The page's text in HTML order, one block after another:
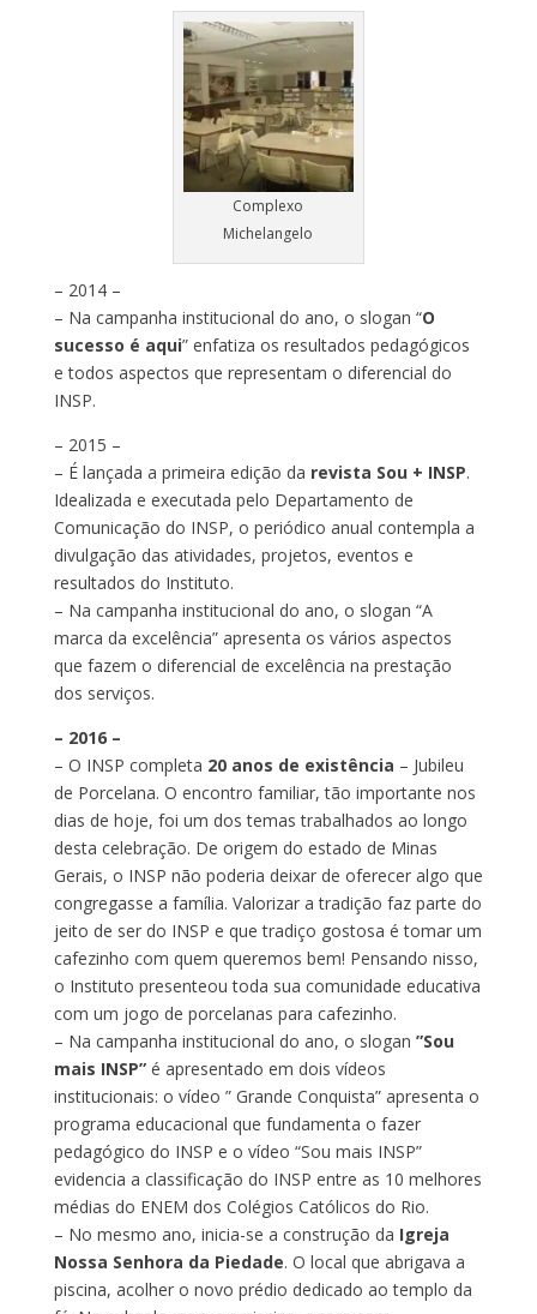
Complexo
Michelangelo
– 2014 –
– Na campanha institucional do ano, o slogan “O
sucesso é aqui” enfatiza os resultados pedagógicos
e todos aspectos que representam o diferencial do
INSP.
– 2015 –
– É lançada a primeira edição da revista Sou + INSP.
Idealizada e executada pelo Departamento de
Comunicação do INSP, o periódico anual contempla a
divulgação das atividades, projetos, eventos e
resultados do Instituto.
– Na campanha institucional do ano, o slogan “A
marca da excelência” apresenta os vários aspectos
que fazem o diferencial de excelência na prestação
dos serviços.
– 2016 –
– O INSP completa 20 anos de existência – Jubileu
de Porcelana. O encontro familiar, tão importante nos
dias de hoje, foi um dos temas trabalhados ao longo
desta celebração. De origem do estado de Minas
Gerais, o INSP não poderia deixar de oferecer algo que
congregasse a família. Valorizar a tradição faz parte do
jeito de ser do INSP e que tradiço gostosa é tomar um
cafezinho com quem queremos bem! Pensando nisso,
o Instituto presenteou toda sua comunidade educativa
com um jogo de porcelanas para cafezinho.
– Na campanha institucional do ano, o slogan ”Sou
mais INSP”é apresentado em dois vídeos
institucionais: o vídeo ” Grande Conquista” apresenta o
programa educacional que fundamenta o fazer
pedagógico do INSP e o vídeo “Sou mais INSP”
evidencia a classificação do INSP entre as 10 melhores
médias do ENEM dos Colégios Católicos do Rio.
– No mesmo ano, inicia-se a construção da Igreja
Nossa Senhora da Piedade. O local que abrigava a
piscina, acolher o novo prédio dedicado ao templo da